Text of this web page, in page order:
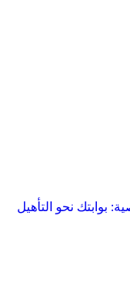
بوابتك نحو التأهيل